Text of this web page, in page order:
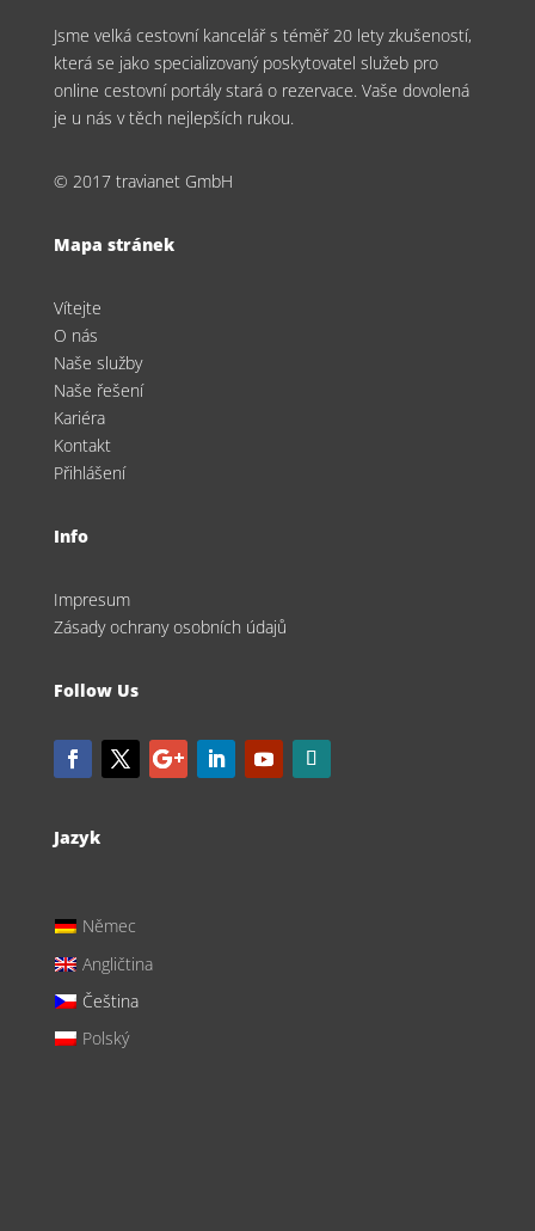
Jsme velká cestovní kancelář s téměř 20 lety zkušeností,
která se jako specializovaný poskytovatel služeb pro
online cestovní portály stará o rezervace. Vaše dovolená
je u nás v těch nejlepších rukou.
© 2017 travianet GmbH
Mapa stránek
Vítejte
O nás
Naše služby
Naše řešení
Kariéra
Kontakt
Přihlášení
Info
Impresum
Zásady ochrany osobních údajů
Follow Us
Jazyk
Němec
Angličtina
Čeština
Polský